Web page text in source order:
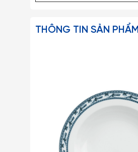
THÔNG TIN SẢN PHẨM